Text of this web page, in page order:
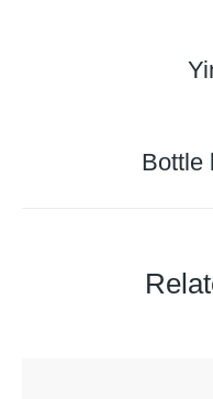
Bottle